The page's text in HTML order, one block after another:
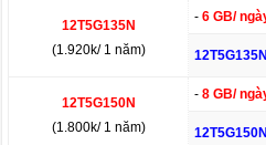
12T5G135N
(1.920k/ 1 năm)
-6 GB/
12T5G150N
(1.800k/ 1 năm)
-8 GB/